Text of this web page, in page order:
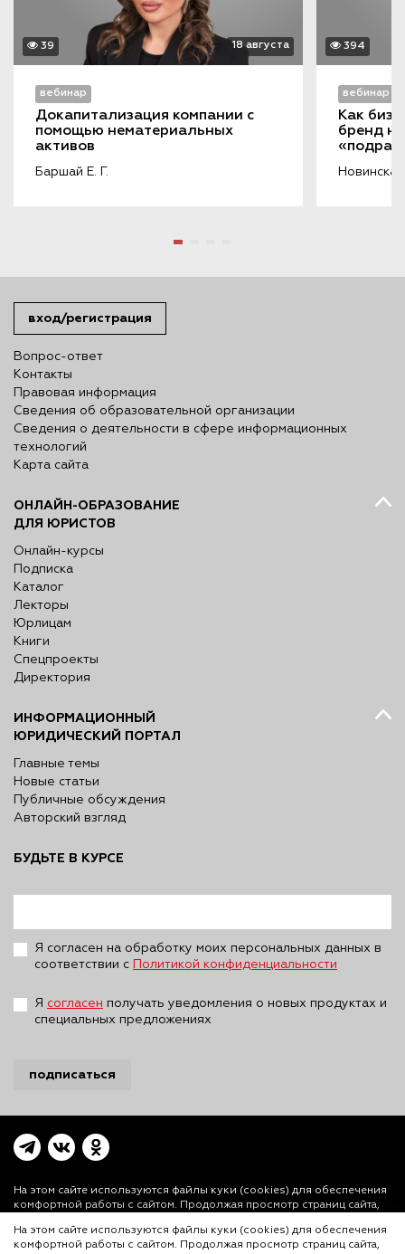
39 18 августа
вебинар
Докапитализация компании с
помощью нематериальных
активов
Баршай Е. Г.
394
вебинар
Как
бренд
вход/регистрация
Вопрос-ответ
Контакты
Правовая информация
Сведения об образовательной организации
Сведения о деятельности в сфере информационных
технологий
Карта сайта
ОНЛАЙН-ОБРАЗОВАНИЕ
ДЛЯ ЮРИСТОВ
Онлайн-курсы
Подписка
Каталог
Лекторы
Юрлицам
Книги
Спецпроекты
Директория
ИНФОРМАЦИОННЫЙ
ЮРИДИЧЕСКИЙ ПОРТАЛ
Главные темы
Новые статьи
Публичные обсуждения
Авторский взгляд
БУДЬТЕ В КУРСЕ
Я согласен на обработку моих персональных данных в
соответствии с
Политикой конфиденциальности
Я согласен получать уведомления о новых продуктах и
специальных предложениях
подписаться
На этом сайте используются файлы куки (cookies) для обеспечения
комфортной работы с сайтом. Продолжая просмотр страниц сайта,
использование файлов куки. Более подробная информация
предоставлена вПолитике использования файлов куки (cookies)и
На этом сайте используются файлы куки (cookies) для обеспечения
комфортной работы с сайтом. Продолжая просмотр страниц сайта,